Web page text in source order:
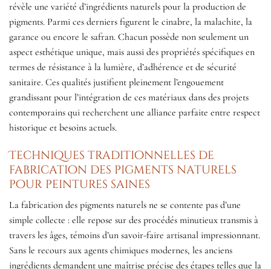
révèle une variété d’ingrédients naturels pour la production de
pigments. Parmi ces derniers figurent le cinabre, la malachite, la
garance ou encore le safran. Chacun possède non seulement un
aspect esthétique unique, mais aussi des propriétés spécifiques en
termes de résistance à la lumière, d’adhérence et de sécurité
sanitaire. Ces qualités justifient pleinement l’engouement
grandissant pour l’intégration de ces matériaux dans des projets
contemporains qui recherchent une alliance parfaite entre respect
historique et besoins actuels.
Techniques traditionnelles de
fabrication des pigments naturels
pour peintures saines
La fabrication des pigments naturels ne se contente pas d’une
simple collecte : elle repose sur des procédés minutieux transmis à
travers les âges, témoins d’un savoir-faire artisanal impressionnant.
Sans le recours aux agents chimiques modernes, les anciens
ingrédients demandent une maîtrise précise des étapes telles que la